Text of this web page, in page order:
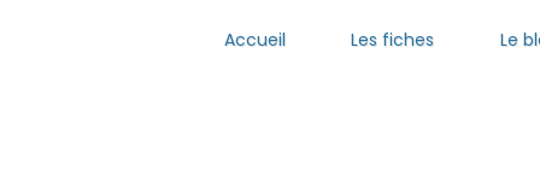
Accueil Les fiches Le